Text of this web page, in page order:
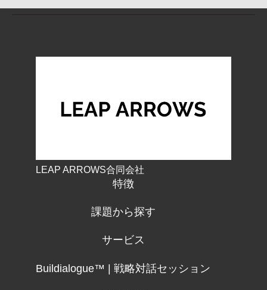
LEAP ARROWS合同会社
特徴
課題から探す
サービス
Buildialogue™ | 戦略対話セッション